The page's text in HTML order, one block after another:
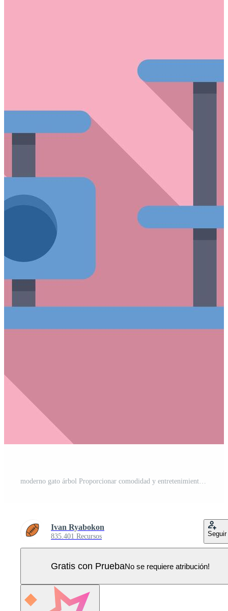
moderno gato árbol Proporcionar comodidad y entretenimiento para felino amigos Vector Pro
Ivan Ryabokon
835.401 Recursos Seguir
Gratis con PruebaNo se requiere atribución!